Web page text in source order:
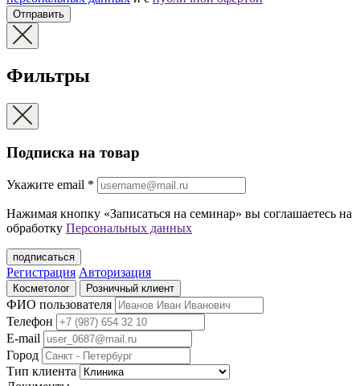
Отправить
Фильтры
Подписка на товар
Укажите еmail *
Нажимая кнопку «Записаться на семинар» вы соглашаетесь на
обработку Персональных данных
подписаться
Регистрация Авторизация
Косметолог Розничный клиент
ФИО пользователя
Телефон
E-mail
Город
Тип клиента